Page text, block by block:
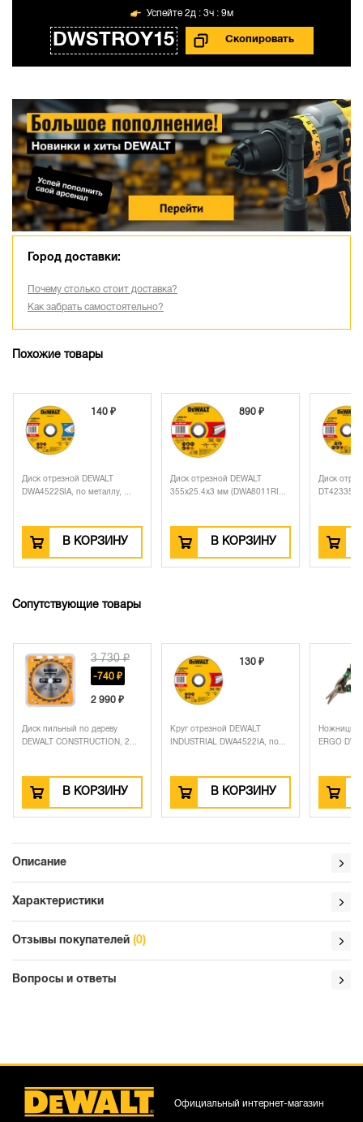
DWSTROY15
2д : 3ч : 9м
Город доставки:
Почему столько стоит доставка?
Как забрать самостоятельно?
Похожие товары
140 ₽
Диск отрезной DEWALT
DWA4522SIA, по металлу, ...
В КОРЗИНУ
890 ₽
Диск отрезной DEWALT
355х25.4х3 мм (DWA8011RI...
В КОРЗИНУ
Диск
Сопутствующие товары
3 730 ₽
-740 ₽
2 990 ₽
пильный по дереву
CONSTRUCTION, 2...
В КОРЗИНУ
130 ₽
Круг отрезной DEWALT
INDUSTRIAL DWA4522IA, по...
В КОРЗИНУ
Ножницы по
ERGO
В
Описание
Характеристики
Отзывы покупателей (0)
Вопросы и ответы
Официальный интернет-магазин